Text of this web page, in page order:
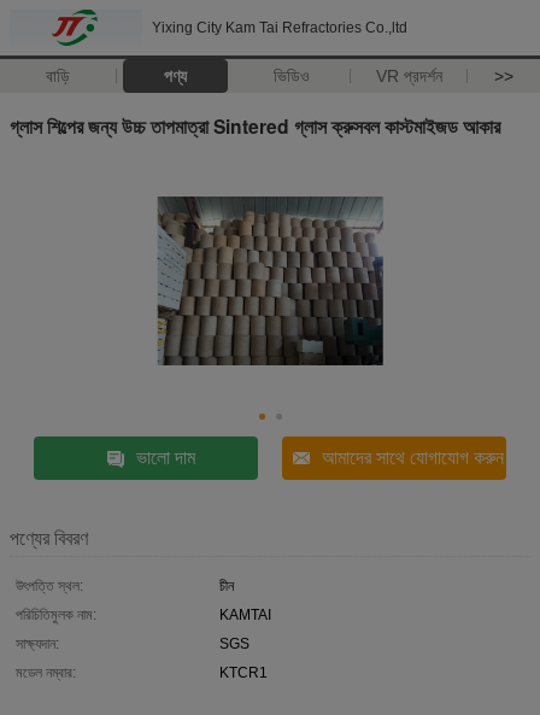
Yixing City Kam Tai Refractories Co.,ltd
বাড়ি পণ্য ভিডিও VR প্রদর্শন >>
গ্লাস শিল্পের জন্য উচ্চ তাপমাত্রা Sintered গ্লাস ক্রুসবল কাস্টমাইজড আকার
ভালো দাম আমাদের সাথে যোগাযোগ করুন
পণ্যের বিবরণ
উৎপত্তি স্থল:
চীন
পরিচিতিমুলক নাম:
KAMTAI
সাক্ষ্যদান:
SGS
মডেল নম্বার:
KTCR1